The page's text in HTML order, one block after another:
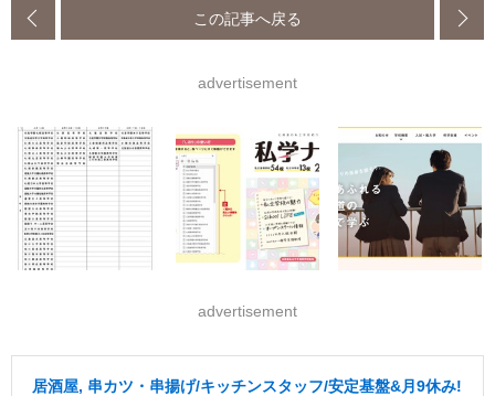
この記事へ戻る
advertisement
advertisement
居酒屋, 串カツ・串揚げ/キッチンスタッフ/安定基盤&月9休み!